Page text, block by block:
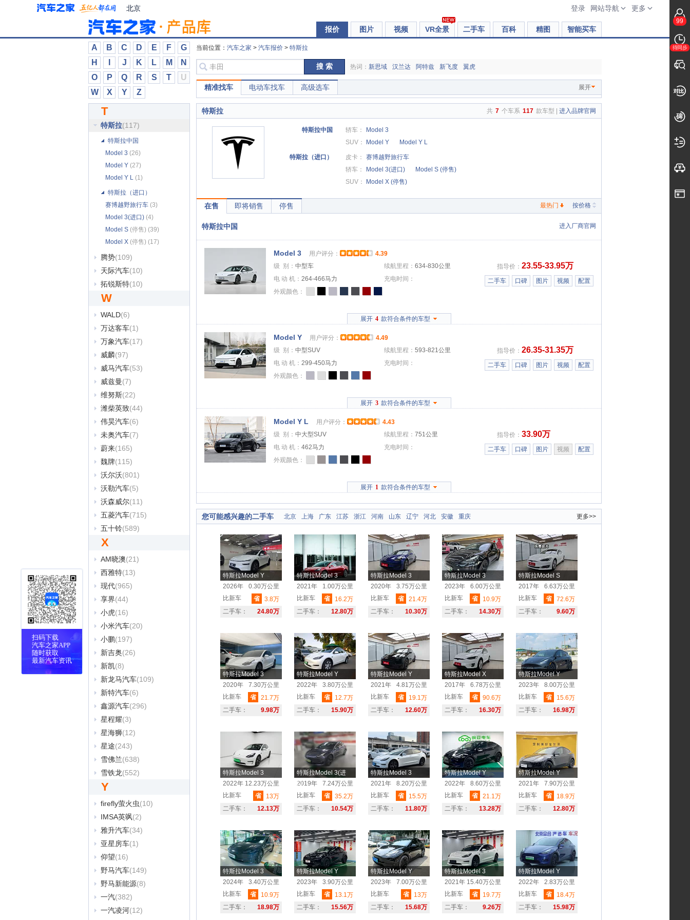
北京 登录 网站导航 更多
报价 图片 视频 VR全景 二手车 百科 精图 智能买车
A B C D E F
G
H
J K L M
N
O
P Q R S T
U
W
X Y Z
思铭
斯巴鲁 (369)
斯达泰克(15)
斯柯达(645)
速达(3)
T
TECHART(7)
特斯拉(117)
特斯拉中国
Model 3 (26)
Model Y (27)
Model Y L (1)
特斯拉（进口）
赛博越野旅行车 (3)
Model 3(进口) (4)
Model S (停售) (39)
Model X (停售) (17)
腾势(109)
天际汽车(10)
拓锐斯特(10)
W
WALD(6)
万达客车(1)
万象汽车(17)
威麟(97)
威马汽车(53)
威兹曼(7)
维努斯(22)
潍柴英致(44)
伟昊汽车(6)
未奥汽车(7)
蔚来(165)
魏牌(115)
沃尔沃(801)
沃勒汽车(5)
沃森威尔(11)
五菱汽车(715)
五十铃(589)
X
AM晓澳(21)
西雅特(13)
现代(965)
享界(44)
小虎(16)
小米汽车(20)
小鹏(197)
新吉奥(26)
新凯(8)
新龙马汽车(109)
新特汽车(6)
鑫源汽车(296)
星程耀(3)
星海狮(12)
星途(243)
雪佛兰(638)
雪铁龙(552)
Y
firefly萤火虫(10)
IMSA英飒(2)
雅升汽车(34)
亚星房车(1)
仰望(16)
野马汽车(149)
野马新能源(8)
一汽(382)
一汽凌河(12)
T
当前位置： 汽车之家 > 汽车报价 > 特斯拉
搜 索 热词： 新思域 汉兰达 阿特兹 新飞度 翼虎
精准找车 电动车找车 高级选车 展开
共 7 个车系 117 款车型 | 进入品牌官网
特斯拉
特斯拉中国 轿车：
Model 3
SUV：
Model Y Model Y L
特斯拉（进口） 皮卡：
赛博越野旅行车
轿车：
Model 3(进口)
Model S (停售)
SUV：
Model X (停售)
最热门 按价格
在售 即将销售 停售
进入厂商官网
特斯拉中国
Model 3 用户评分：
4.39
级 别： 中型车 续航里程： 634-830公里
电 动 机： 264-466马力
充电时间：
外观颜色：
指导价： 23.55-33.95万
二手车 口碑 图片 视频 配置
展开 4 款符合条件的车型
Model Y 用户评分：
4.49
级 别： 中型SUV 续航里程： 593-821公里
电 动 机： 299-450马力
充电时间：
外观颜色：
指导价： 26.35-31.35万
二手车 口碑 图片 视频 配置
展开 3 款符合条件的车型
Model Y L 用户评分：
4.43
级 别： 中大型SUV 续航里程： 751公里
电 动 机： 462马力
充电时间：
外观颜色：
指导价： 33.90万
二手车 口碑 图片 视频 配置
展开 1 款符合条件的车型
更多>>
您可能感兴趣的二手车 北京 上海 广东 江苏 浙江 河南 山东 辽宁 河北 安徽 重庆
特斯拉Model Y
0.30万公里
2026年
省
3.8万
比新车
24.80万
二手车：
特斯拉Model 3
1.00万公里
2021年
省
16.2万
比新车
12.80万
二手车：
特斯拉Model 3
3.75万公里
2020年
省
21.4万
比新车
10.30万
二手车：
特斯拉Model 3
6.00万公里
2023年
省
10.9万
比新车
14.30万
二手车：
特斯拉Model S
6.63万公里
2017年
省
72.6万
比新车
9.60万
二手车：
特斯拉Model 3
7.30万公里
2020年
省
21.7万
比新车
9.98万
二手车：
特斯拉Model Y
3.80万公里
2022年
省
12.7万
比新车
15.90万
二手车：
特斯拉Model Y
4.81万公里
2021年
省
19.1万
比新车
12.60万
二手车：
特斯拉Model X
6.78万公里
2017年
省
90.6万
比新车
16.30万
二手车：
特斯拉Model Y
8.00万公里
2023年
省
15.6万
比新车
16.98万
二手车：
特斯拉Model 3
12.23万公里
2022年
省
13万
比新车
12.13万
二手车：
特斯拉Model 3(进
口)
7.24万公里
2019年
省
35.2万
比新车
10.54万
二手车：
特斯拉Model 3
8.20万公里
2021年
省
15.5万
比新车
11.80万
二手车：
特斯拉Model Y
8.60万公里
2022年
省
21.1万
比新车
13.28万
二手车：
特斯拉Model Y
7.90万公里
2021年
省
18.9万
比新车
12.80万
二手车：
特斯拉Model 3
3.40万公里
2024年
省
10.9万
比新车
18.98万
二手车：
特斯拉Model Y
3.90万公里
2023年
省
13.1万
比新车
15.56万
二手车：
特斯拉Model Y
7.00万公里
2023年
省
13万
比新车
15.68万
二手车：
特斯拉Model 3
15.40万公里
2021年
省
19.7万
比新车
9.26万
二手车：
特斯拉Model Y
2.83万公里
2022年
省
18.4万
比新车
15.98万
二手车：
99
待同步
扫码下载
汽车之家APP
随时获取
最新汽车资讯